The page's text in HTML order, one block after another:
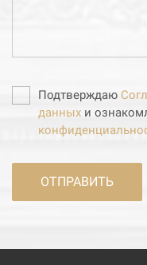
Подтверждаю
данных и
ОТПРАВИТЬ